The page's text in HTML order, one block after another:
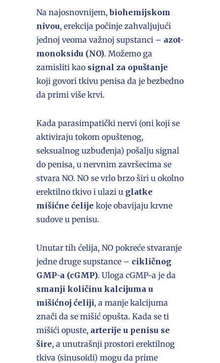
Na najosnovnijem,biohemijskom
nivou, erekcija počinje zahvaljujući
jednoj veoma važnoj supstanci – azot-
monoksidu (NO). Možemo ga
zamisliti kao signal za opuštanje
koji govori tkivu penisa da je bezbedno
da primi više krvi.
Kada parasimpatički nervi (oni koji se
aktiviraju tokom opuštenog,
seksualnog uzbuđenja) pošalju signal
do penisa, u nervnim završecima se
stvara NO. NO se vrlo brzo širi u okolno
erektilno tkivo i ulazi u glatke
mišićne ćelije koje obavijaju krvne
sudove u penisu.
Unutar tih ćelija, NO pokreće stvaranje
jedne druge supstance – cikličnog
GMP-a (cGMP). Uloga cGMP-a je da
smanji količinu kalcijuma u
mišićnoj ćeliji, a manje kalcijuma
znači da se mišić opušta. Kada se ti
mišići opuste, arterije u penisu se
šire, a unutrašnji prostori erektilnog
tkiva (sinusoidi) mogu da prime